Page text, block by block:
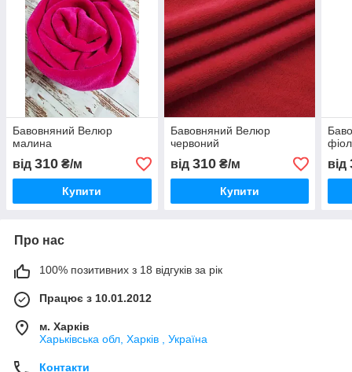
Бавовняний Велюр
малина
від 310 ₴/м
Купити
Бавовняний Велюр
червоний
від 310₴/м
Купити
від
Про нас
100% позитивних з 18 відгуків за рік
Працює з 10.01.2012
м. Харків
Харьківська обл, Харків , Україна
Контакти